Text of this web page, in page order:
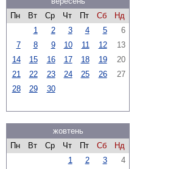
Пн
Вт Ср Чт Пт Сб
Нд
1
2 3 4 5
6
7
8 9 10 11 12
13
14
15 16 17 18 19
20
21
22 23 24 25 26
27
28
29 30
жовтень
Пн
Вт Ср Чт Пт Сб
Нд
1
2 3
4